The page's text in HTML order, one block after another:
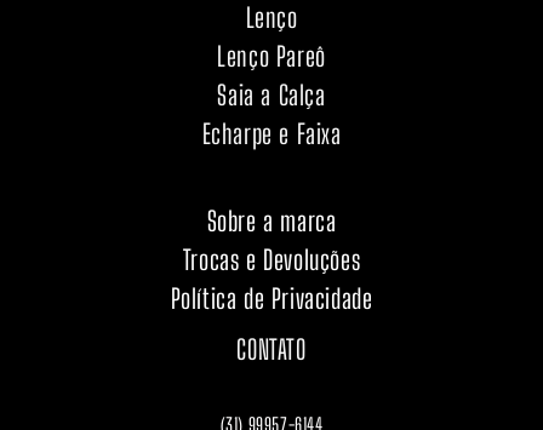
Lenço
Lenço Pareô
Saia a Calça
Echarpe e Faixa
Sobre a marca
Trocas e Devoluções
Política de Privacidade
CONTATO
(31) 99957-6144